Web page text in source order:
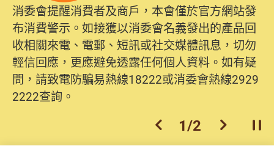
消委會提醒消費者及商戶，本會僅於官方網站發
布消費警示。如接獲以消委會名義發出的產品回
收相關來電、電郵、短訊或社交媒體訊息，切勿
輕信回應，更應避免透露任何個人資料。如有疑
問，請致電防騙易熱線18222或消委會熱線2929
2222查詢。
為提升使用者體驗及網絡安全，本會的投訴處理
系統已經進行升級及推出新功能。由2025年11月
10日起，消費者需要提供基本聯絡資料（包括姓
名、電郵及電話）註冊帳戶，才可提交投訴、查
詢及建議。所有提交紀錄將清晰整合於帳戶中，
方便日後作出跟進。
上一個
2/2 下一個開